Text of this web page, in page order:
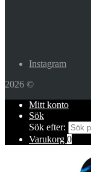
Instagram
2026 ©
Mitt konto
Sök
Sök efter:
Varukorg 0